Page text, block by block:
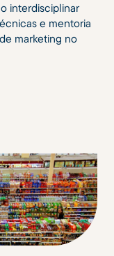
interdisciplinar
e mentoria
marketing no